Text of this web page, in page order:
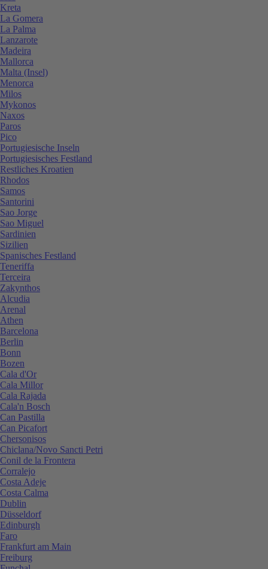
Kreta
La Gomera
La Palma
Lanzarote
Madeira
Mallorca
Malta (Insel)
Menorca
Milos
Mykonos
Naxos
Paros
Pico
Portugiesische Inseln
Portugiesisches Festland
Restliches Kroatien
Rhodos
Samos
Santorini
Sao Jorge
Sao Miguel
Sardinien
Sizilien
Spanisches Festland
Teneriffa
Terceira
Zakynthos
Alcudia
Arenal
Athen
Barcelona
Berlin
Bonn
Bozen
Cala d'Or
Cala Millor
Cala Rajada
Cala'n Bosch
Can Pastilla
Can Picafort
Chersonisos
Chiclana/Novo Sancti Petri
Conil de la Frontera
Corralejo
Costa Adeje
Costa Calma
Dublin
Düsseldorf
Edinburgh
Faro
Frankfurt am Main
Freiburg